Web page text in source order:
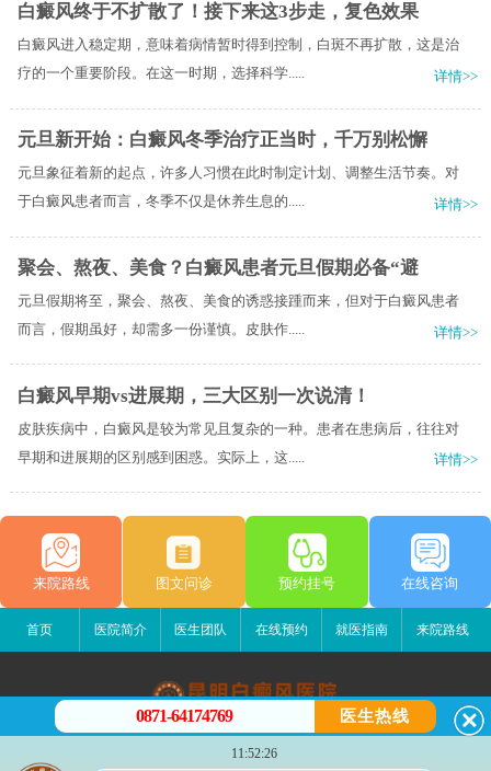
白癜风终于不扩散了！接下来这3步走，复色效果
白癜风进入稳定期，意味着病情暂时得到控制，白斑不再扩散，这是治
疗的一个重要阶段。在这一时期，选择科学.....
详情>>
元旦新开始：白癜风冬季治疗正当时，千万别松懈
元旦象征着新的起点，许多人习惯在此时制定计划、调整生活节奏。对
于白癜风患者而言，冬季不仅是休养生息的.....
详情>>
聚会、熬夜、美食？白癜风患者元旦假期必备“避
元旦假期将至，聚会、熬夜、美食的诱惑接踵而来，但对于白癜风患者
而言，假期虽好，却需多一份谨慎。皮肤作.....
详情>>
白癜风早期vs进展期，三大区别一次说清！
皮肤疾病中，白癜风是较为常见且复杂的一种。患者在患病后，往往对
早期和进展期的区别感到困惑。实际上，这.....
详情>>
来院路线 图文问诊 预约挂号 在线咨询
首页 医院简介 医生团队 在线预约 就医指南 来院路线
昆明白癜风医院
昆明市五华区护国路2号
0871-64174769 医生热线
11:52:26